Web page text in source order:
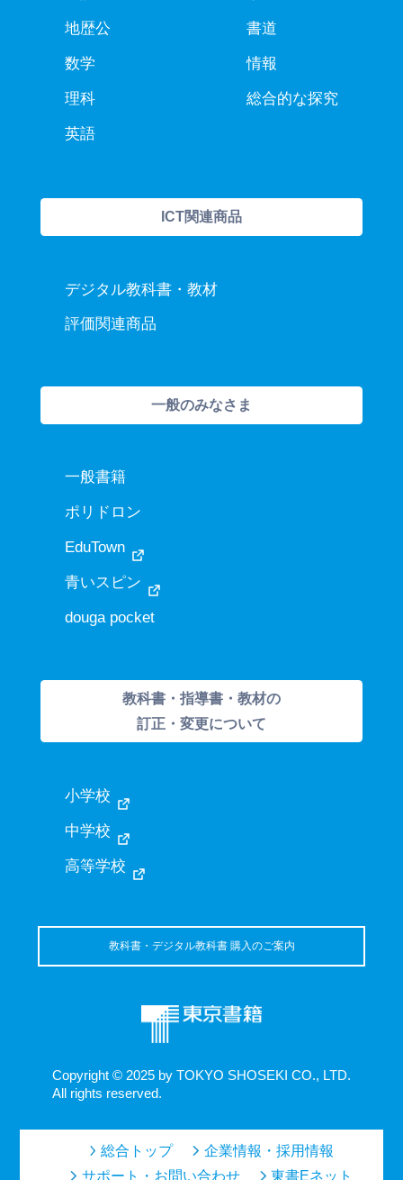
Copyright © 2025 by TOKYO SHOSEKI CO., LTD.
All rights reserved.
地歴公
数学
理科
英語
書道
情報
総合的な探究
ICT関連商品
デジタル教科書・教材
評価関連商品
一般のみなさま
一般書籍
ポリドロン
EduTown
青いスピン
douga pocket
教科書・指導書・教材の
訂正・変更について
小学校
中学校
高等学校
教科書・デジタル教科書 購入のご案内
総合トップ
企業情報・採用情報
サポート・お問い合わせ
東書Eネット